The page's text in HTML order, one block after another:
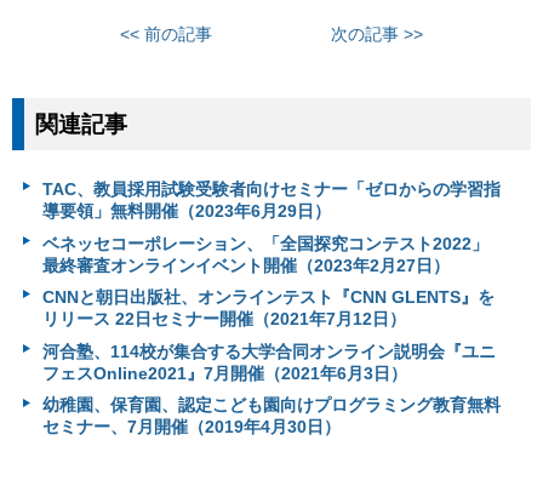
<< 前の記事 次の記事 >>
関連記事
TAC、教員採用試験受験者向けセミナー「ゼロからの学習指
導要領」無料開催（2023年6月29日）
ベネッセコーポレーション、「全国探究コンテスト2022」
最終審査オンラインイベント開催（2023年2月27日）
CNNと朝日出版社、オンラインテスト『CNN GLENTS』を
リリース 22日セミナー開催（2021年7月12日）
河合塾、114校が集合する大学合同オンライン説明会『ユニ
フェスOnline2021』7月開催（2021年6月3日）
幼稚園、保育園、認定こども園向けプログラミング教育無料
セミナー、7月開催（2019年4月30日）